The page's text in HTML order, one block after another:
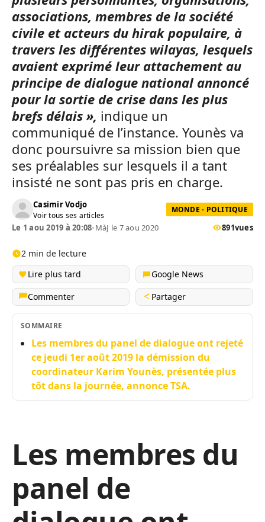
associations, membres de la société
civile et acteurs du hirak populaire, à
travers les différentes wilayas, lesquels
avaient exprimé leur attachement au
principe de dialogue national annoncé
pour la sortie de crise dans les plus
brefs délais », indique un
communiqué de l’instance. Younès va
donc poursuivre sa mission bien que
ses préalables sur lesquels il a tant
insisté ne sont pas pris en charge.
Casimir Vodjo
Voir tous ses articles
MONDE - POLITIQUE
Le 1 aou 2019 à 20:08•MàJ le 7 aou 2020 891vues
2 min de lecture
Lire plus tard
Google News
Commenter
Partager
SOMMAIRE
Les membres du panel de dialogue ont rejeté
ce jeudi 1er août 2019 la démission du
coordinateur Karim Younès, présentée plus
tôt dans la journée, annonce TSA.
Les membres du
panel de